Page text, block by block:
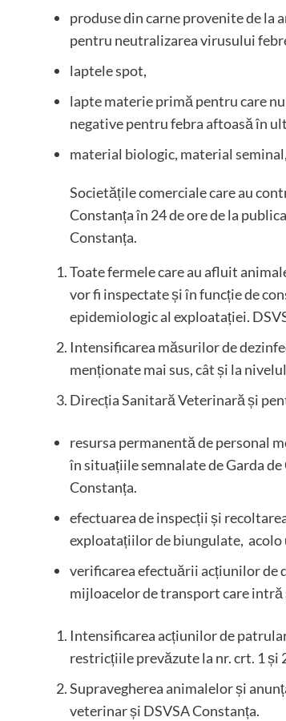
produse din carne provenite de la
pentru neutralizarea virusului
laptele spot,
lapte materie primă pentru care
negative pentru febra aftoasă în
material biologic, material
Societățile comerciale care au
Constanța în 24 de ore de la
Constanța.
Toate fermele care au afluit
vor fi inspectate și în funcție de
epidemiologic al exploatației.
Intensificarea măsurilor de
menționate mai sus, cât și la
Direcția Sanitară Veterinară și
resursa permanentă de personal
în situațiile semnalate de Garda
Constanța.
efectuarea de inspecții și
exploatațiilor de biungulate, acolo
verificarea efectuării acțiunilor de
mijloacelor de transport care intră
Intensificarea acțiunilor de
restricțiile prevăzute la nr. crt. 1 și
Supravegherea animalelor și
veterinar și DSVSA Constanța.